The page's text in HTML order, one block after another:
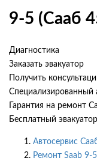
9-5 (Сааб
Диагностика
Заказать эвакуатор
Получить
Специализированный
Гарантия на ремонт
Бесплатный
Автосервис
Ремонт Saab 9-5